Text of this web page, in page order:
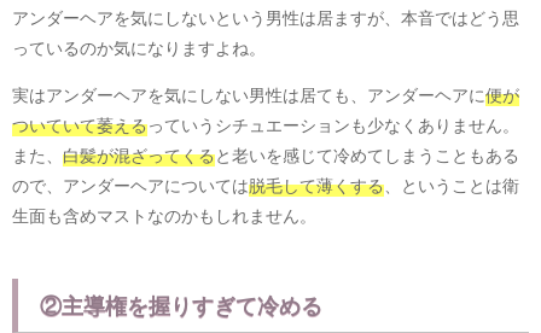
アンダーヘアを気にしないという男性は居ますが、本音ではどう思
っているのか気になりますよね。
実はアンダーヘアを気にしない男性は居ても、アンダーヘアに便が
ついていて萎えるっていうシチュエーションも少なくありません。
また、 白髪が混ざってくると老いを感じて冷めてしまうこともある
ので、アンダーヘアについては脱毛して薄くする 、ということは衛
生面も含めマストなのかもしれません。
②主導権を握りすぎて冷める